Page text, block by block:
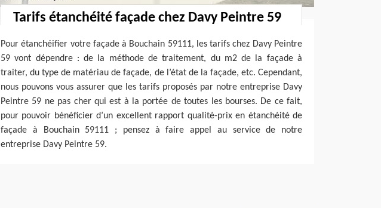
Tarifs étanchéité façade chez Davy Peintre 59
Pour étanchéifier votre façade à Bouchain 59111, les tarifs chez Davy Peintre
59 vont dépendre : de la méthode de traitement, du m2 de la façade à
traiter, du type de matériau de façade, de l’état de la façade, etc. Cependant,
nous pouvons vous assurer que les tarifs proposés par notre entreprise Davy
Peintre 59 ne pas cher qui est à la portée de toutes les bourses. De ce fait,
pour pouvoir bénéficier d’un excellent rapport qualité-prix en étanchéité de
façade à Bouchain 59111 ; pensez à faire appel au service de notre
entreprise Davy Peintre 59.